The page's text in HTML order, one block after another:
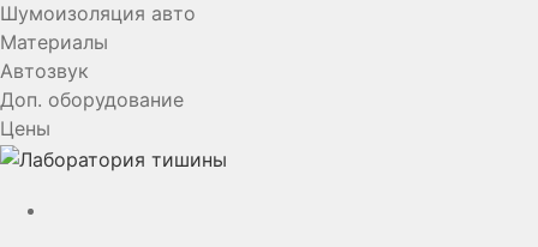
Шумоизоляция авто
Материалы
Автозвук
Доп. оборудование
Цены